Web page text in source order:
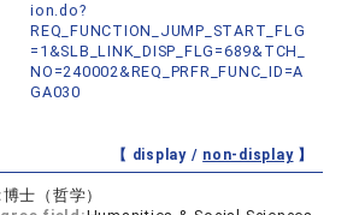
ion.do?
REQ_FUNCTION_JUMP_START_FLG
=1&SLB_LINK_DISP_FLG=689&TCH_
NO=240002&REQ_PRFR_FUNC_ID=A
GA030
【 display / non-display】
博士（哲学）